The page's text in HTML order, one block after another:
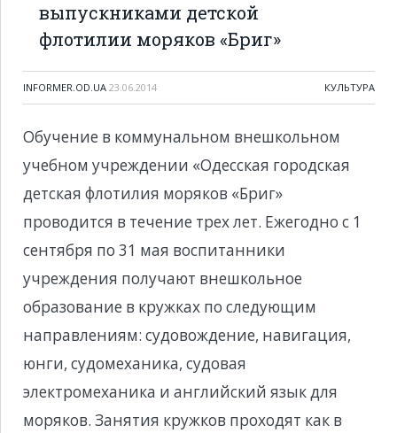
выпускниками детской
флотилии моряков «Бриг»
INFORMER.OD.UA 23.06.2014 КУЛЬТУРА
Обучение в коммунальном внешкольном
учебном учреждении «Одесская городская
детская флотилия моряков «Бриг»
проводится в течение трех лет. Ежегодно с 1
сентября по 31 мая воспитанники
учреждения получают внешкольное
образование в кружках по следующим
направлениям: судовождение, навигация,
юнги, судомеханика, судовая
электромеханика и английский язык для
моряков. Занятия кружков проходят как в